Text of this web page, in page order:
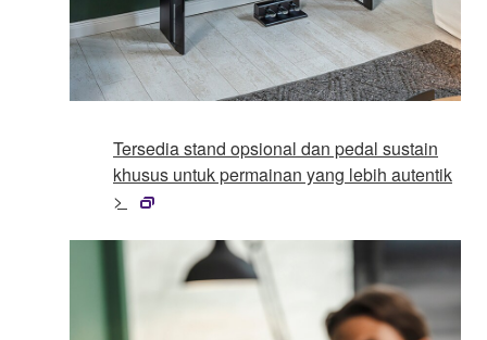
Tersedia stand opsional dan pedal sustain
khusus untuk permainan yang lebih autentik
>